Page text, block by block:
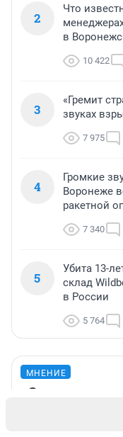
2
Что
в
10 422
3
«Гремит
звуках
7 975
4
Громкие
Воронеже
ракетной
7 340
5
Убита 13-
склад
в России
5 764
МНЕНИЕ
«Сливочное
туристы